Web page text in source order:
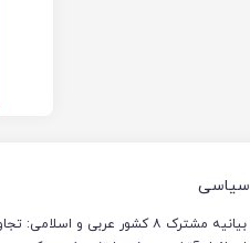
سیاسی
بیانیه مشترک ۸ کشور عربی و اسلامی: